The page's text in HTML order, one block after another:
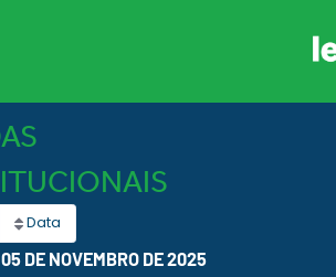
Data
DE NOVEMBRO DE 2025